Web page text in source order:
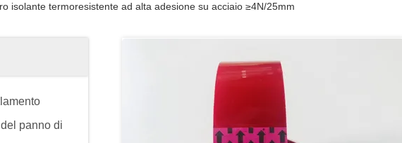
isolante termoresistente ad alta adesione su acciaio ≥4N/25mm
panno di